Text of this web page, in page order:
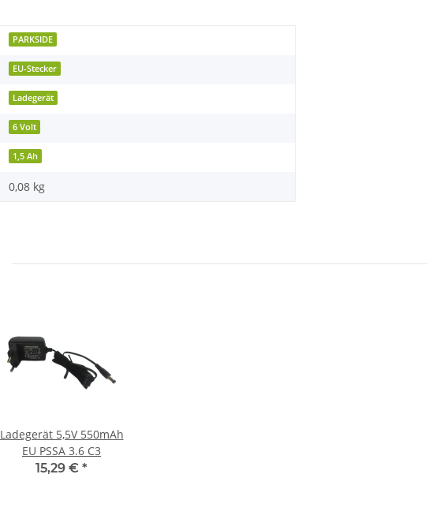
PARKSIDE
EU-Stecker
Ladegerät
6 Volt
1,5 Ah
0,08 kg
Ladegerät 5,5V 550mAh
EU PSSA 3.6 C3
15,29 € *